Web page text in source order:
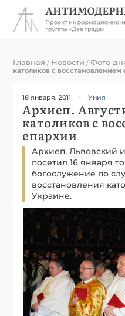
Главная / Новости /Фото
католиков с восстановлением
18 января, 2011 Уния
Архиеп.
католиков с
епархии
Архиеп. Львовский
посетил 16 января
богослужение по
восстановления
Украине.